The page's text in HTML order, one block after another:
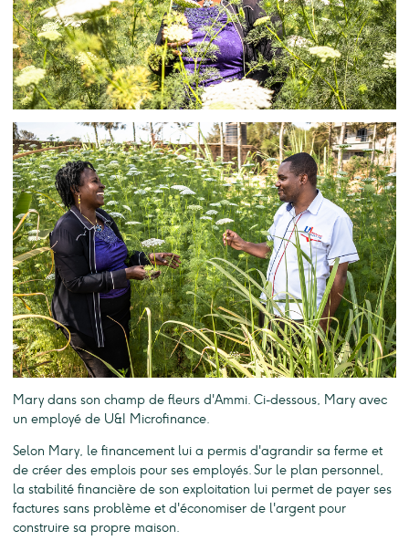
Mary dans son champ de fleurs d'Ammi. Ci-dessous, Mary avec
un employé de U&I Microfinance.
Selon Mary, le financement lui a permis d'agrandir sa ferme et
de créer des emplois pour ses employés. Sur le plan personnel,
la stabilité financière de son exploitation lui permet de payer ses
factures sans problème et d'économiser de l'argent pour
construire sa propre maison.